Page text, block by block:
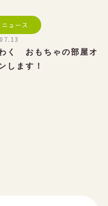
ニュース
く おもちゃの部屋オ
します！